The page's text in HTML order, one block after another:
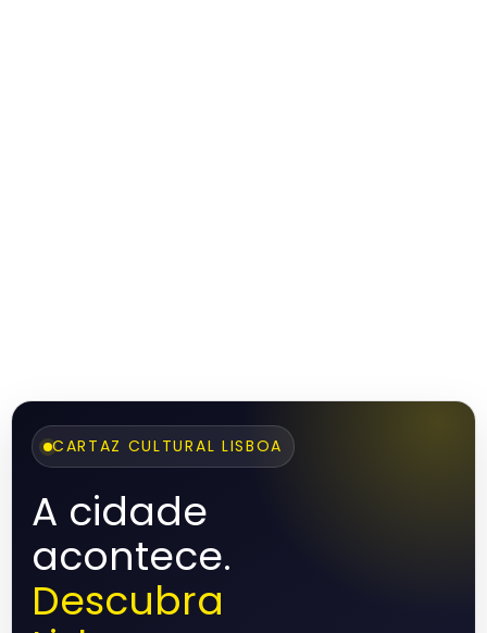
CARTAZ CULTURAL LISBOA
A cidade
acontece.
Descubra